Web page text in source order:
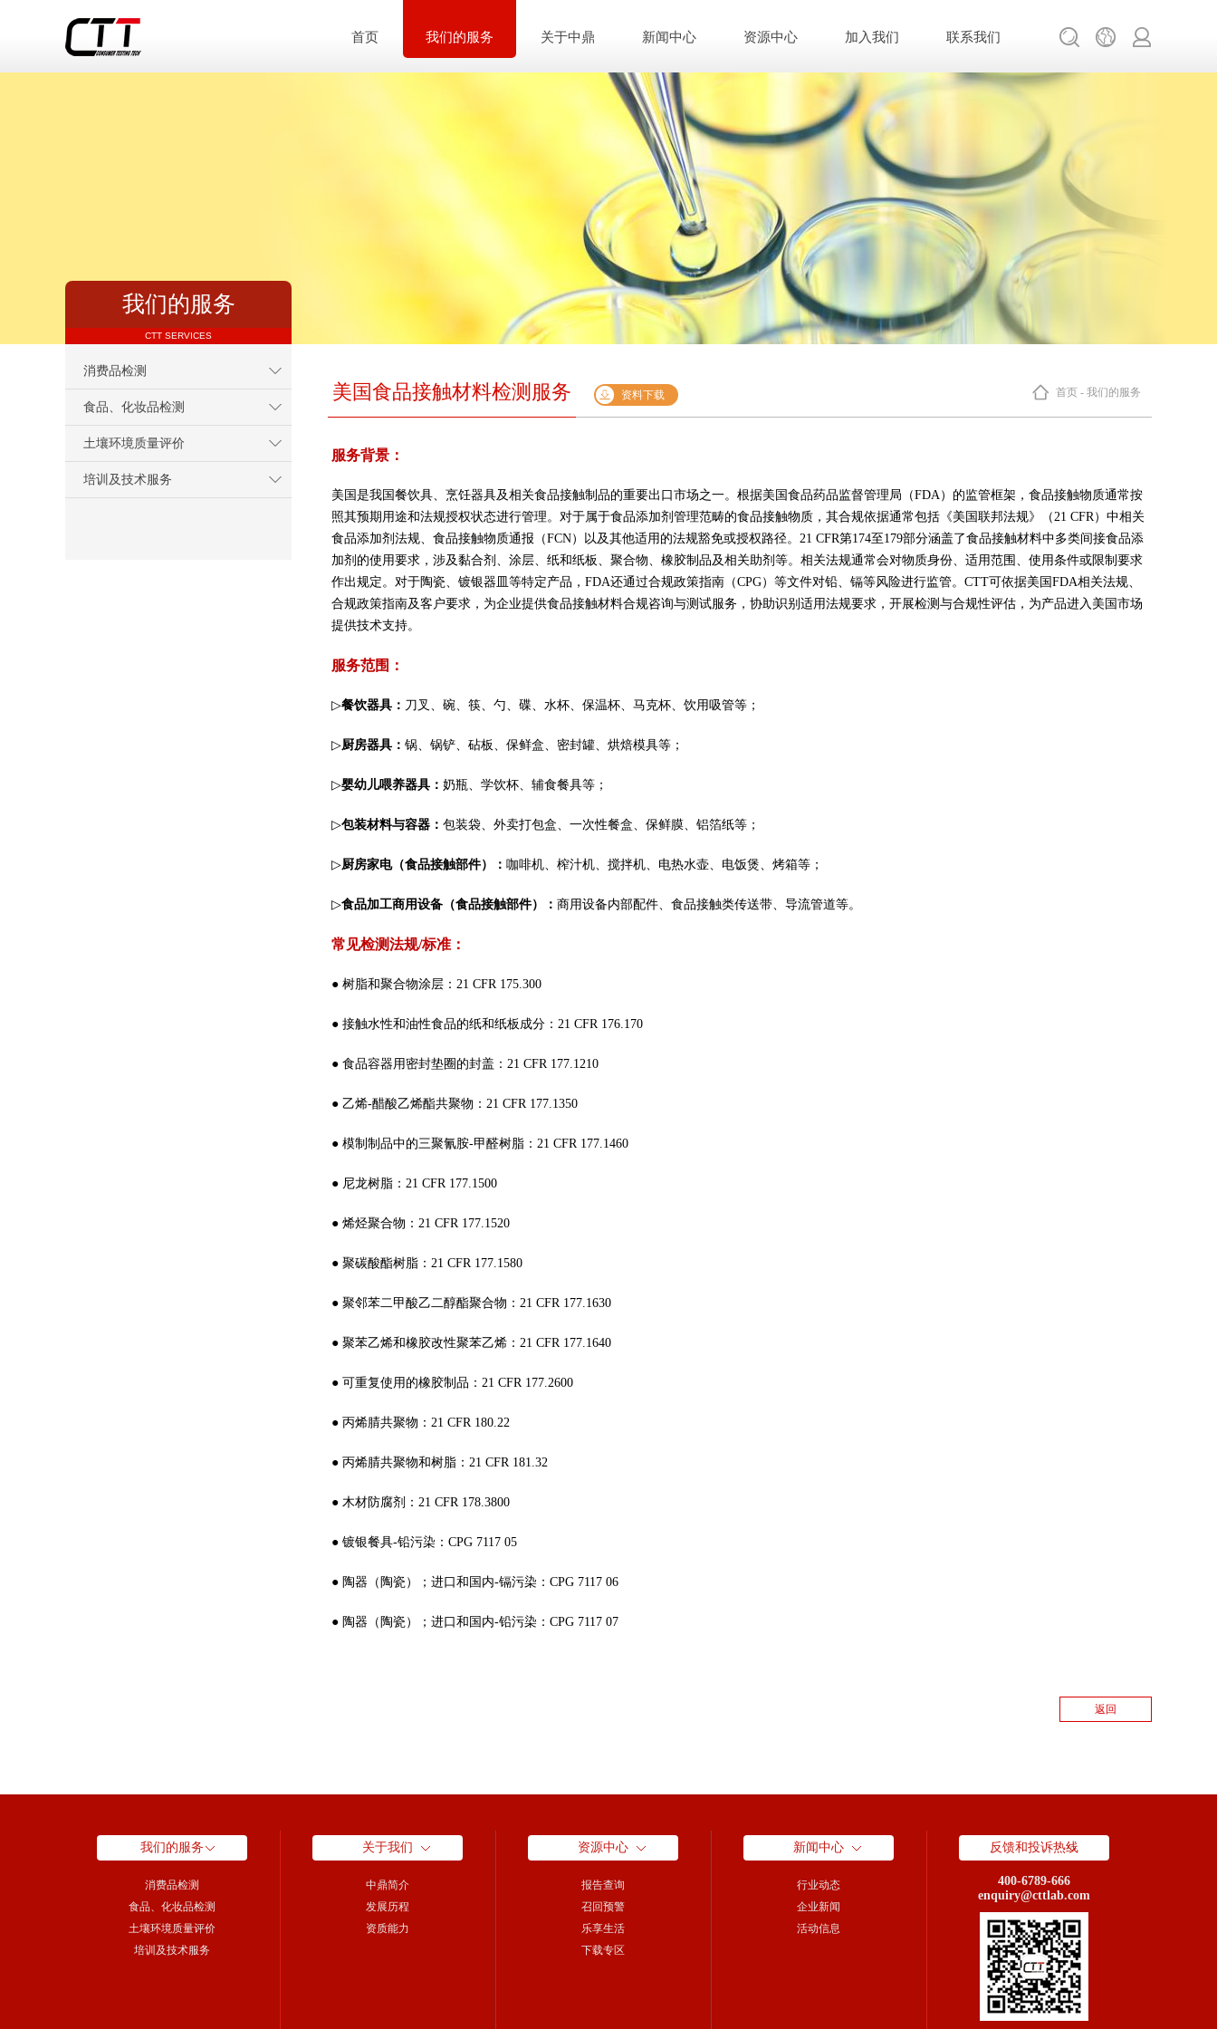
首页 我们的服务 关于中鼎 新闻中心 资源中心 加入我们 联系我们
我们的服务
CTT SERVICES
消费品检测
食品、化妆品检测
土壤环境质量评价
培训及技术服务
美国食品接触材料检测服务 资料下载 首页 - 我们的服务
服务背景：
美国是我国餐饮具、烹饪器具及相关食品接触制品的重要出口市场之一。根据美国食品药品监督管理局（FDA）的监管框架，食品接触物质通常按
照其预期用途和法规授权状态进行管理。对于属于食品添加剂管理范畴的食品接触物质，其合规依据通常包括《美国联邦法规》（21 CFR）中相关
食品添加剂法规、食品接触物质通报（FCN）以及其他适用的法规豁免或授权路径。21 CFR第174至179部分涵盖了食品接触材料中多类间接食品添
加剂的使用要求，涉及黏合剂、涂层、纸和纸板、聚合物、橡胶制品及相关助剂等。相关法规通常会对物质身份、适用范围、使用条件或限制要求
作出规定。对于陶瓷、镀银器皿等特定产品，FDA还通过合规政策指南（CPG）等文件对铅、镉等风险进行监管。CTT可依据美国FDA相关法规、
合规政策指南及客户要求，为企业提供食品接触材料合规咨询与测试服务，协助识别适用法规要求，开展检测与合规性评估，为产品进入美国市场
提供技术支持。
服务范围：
▷餐饮器具： 刀叉、碗、筷、勺、碟、水杯、保温杯、马克杯、饮用吸管等；
▷厨房器具： 锅、锅铲、砧板、保鲜盒、密封罐、烘焙模具等；
▷婴幼儿喂养器具： 奶瓶、学饮杯、辅食餐具等；
▷包装材料与容器： 包装袋、外卖打包盒、一次性餐盒、保鲜膜、铝箔纸等；
▷厨房家电（食品接触部件）： 咖啡机、榨汁机、搅拌机、电热水壶、电饭煲、烤箱等；
▷食品加工商用设备（食品接触部件）： 商用设备内部配件、食品接触类传送带、导流管道等。
常见检测法规/标准：
● 树脂和聚合物涂层：21 CFR 175.300
● 接触水性和油性食品的纸和纸板成分：21 CFR 176.170
● 食品容器用密封垫圈的封盖：21 CFR 177.1210
● 乙烯-醋酸乙烯酯共聚物：21 CFR 177.1350
● 模制制品中的三聚氰胺-甲醛树脂：21 CFR 177.1460
● 尼龙树脂：21 CFR 177.1500
● 烯烃聚合物：21 CFR 177.1520
● 聚碳酸酯树脂：21 CFR 177.1580
● 聚邻苯二甲酸乙二醇酯聚合物：21 CFR 177.1630
● 聚苯乙烯和橡胶改性聚苯乙烯：21 CFR 177.1640
● 可重复使用的橡胶制品：21 CFR 177.2600
● 丙烯腈共聚物：21 CFR 180.22
● 丙烯腈共聚物和树脂：21 CFR 181.32
● 木材防腐剂：21 CFR 178.3800
● 镀银餐具-铅污染：CPG 7117 05
● 陶器（陶瓷）；进口和国内-镉污染：CPG 7117 06
● 陶器（陶瓷）；进口和国内-铅污染：CPG 7117 07
返回
我们的服务
消费品检测
食品、化妆品检测
土壤环境质量评价
培训及技术服务
关于我们
中鼎简介
发展历程
资质能力
资源中心
报告查询
召回预警
乐享生活
下载专区
新闻中心
行业动态
企业新闻
活动信息
反馈和投诉热线
400-6789-666
enquiry@cttlab.com